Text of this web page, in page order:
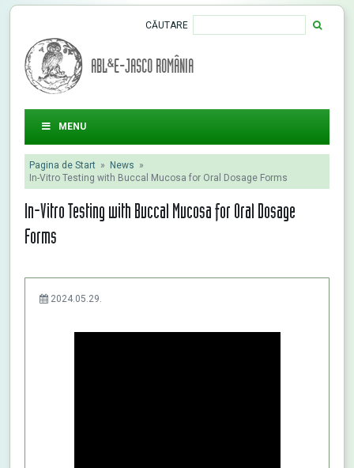
CĂUTARE
ABL&E-JASCO ROMÂNIA
MENU
Pagina de Start » News »
In-Vitro Testing with Buccal Mucosa for Oral Dosage Forms
In-Vitro Testing with Buccal Mucosa for Oral Dosage
Forms
2024.05.29.